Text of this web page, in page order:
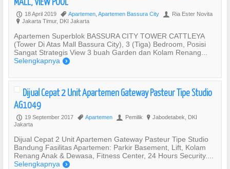
P 18 April 2019 , Apartemen, Apartemen Bassura City U Ria Ester Novita
? Jakarta Timur, DKI Jakarta
Apartemen Superblok BASSURA CITY TOWER CATTLEYA
(Tower Di Atas Mall Bassura City), 3 (Tiga) Bedroom, Posisi
Sangat Strategis View 3 buah Garden dan Kolam Renang...
Selengkapnya )
Dijual Cepat 2 Unit Apartemen Gateway Pasteur Tipe Studio
AG1049
P 19 September 2017 , Apartemen U Pemilik ? Jabodetabek, DKI
Jakarta
Dijual Cepat 2 Unit Apartemen Gateway Pasteur Tipe Studio
Bandung Fasilitas Apartemen: Parkir Basement, Lift, Kolam
Renang Anak & Dewasa, Fitness Center, 24 Hours Security....
Selengkapnya )